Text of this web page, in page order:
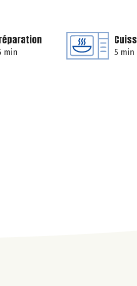
min 5 min